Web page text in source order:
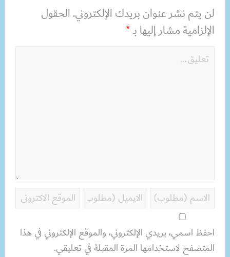
لن يتم نشر عنوان بريدك الإلكتروني.الحقول
الإلزامية مشار إليها بـ*
احفظ اسمي، بريدي الإلكتروني، والموقع الإلكتروني في هذا
المتصفح لاستخدامها المرة المقبلة في تعليقي.